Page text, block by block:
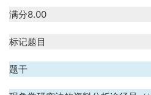
满分8.00
标记题目
题干